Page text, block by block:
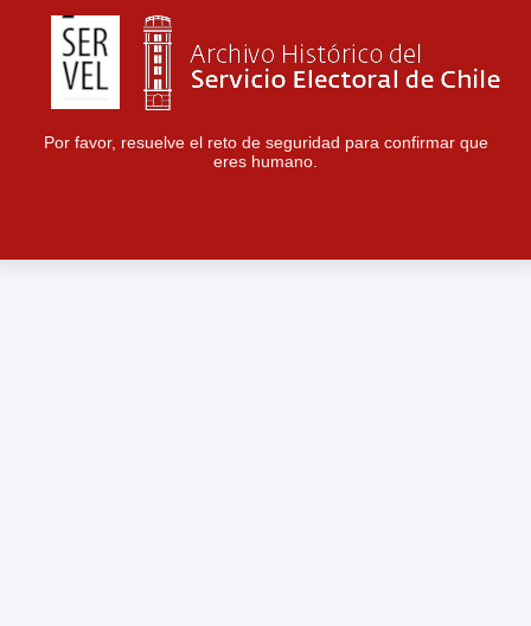
Por favor, resuelve el reto de seguridad para confirmar que
eres humano.